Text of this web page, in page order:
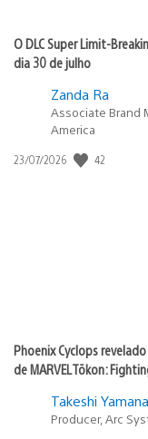
O DLC Super Limit-
dia 30 de julho
Zanda Ra
Associate Brand
America
Data
23/07/2026 42
Phoenix Cyclops
de MARVEL Tōkon:
Takeshi
Producer, Arc